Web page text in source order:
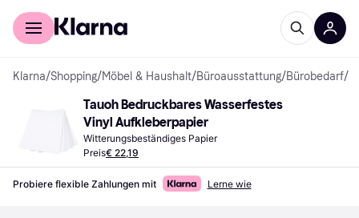
Für Shopper
Klarna/Shopping/Möbel & Haushalt/Büroausstattung/Bürobedarf/
Tauoh Bedruckbares Wasserfestes
Vinyl Aufkleberpapier
Witterungsbeständiges Papier
Preis€ 22,19
Probiere flexible Zahlungen mit Lerne wie